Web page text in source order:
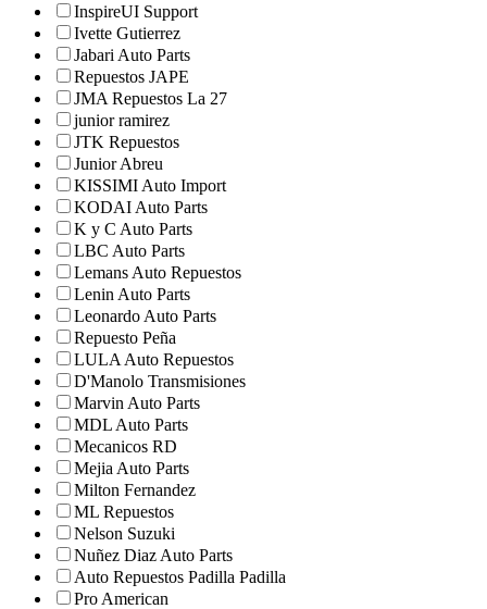
InspireUI Support
Ivette Gutierrez
Jabari Auto Parts
Repuestos JAPE
JMA Repuestos La 27
junior ramirez
JTK Repuestos
Junior Abreu
KISSIMI Auto Import
KODAI Auto Parts
K y C Auto Parts
LBC Auto Parts
Lemans Auto Repuestos
Lenin Auto Parts
Leonardo Auto Parts
Repuesto Peña
LULA Auto Repuestos
D'Manolo Transmisiones
Marvin Auto Parts
MDL Auto Parts
Mecanicos RD
Mejia Auto Parts
Milton Fernandez
ML Repuestos
Nelson Suzuki
Nuñez Diaz Auto Parts
Auto Repuestos Padilla Padilla
Pro American